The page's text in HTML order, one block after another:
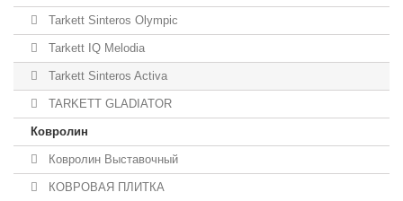
Tarkett Sinteros Olympic
Tarkett IQ Melodia
Tarkett Sinteros Activa
TARKETT GLADIATOR
Ковролин
Ковролин Выставочный
КОВРОВАЯ ПЛИТКА